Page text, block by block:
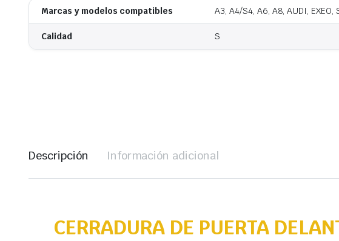
Marcas y modelos compatibles A3, A4/S4, A6, A8, AUDI, EXEO,
Calidad S
Descripción Información adicional
CERRADURA DE PUERTA